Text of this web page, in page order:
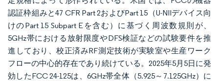
認証枠組みと47 CFR Part 2およびPart 15（U-NIIデバイス向
けのPart 15 Subpart Eを含む）に基づく周波数規則が、
5GHz帯における放射限度やDFS検証などの試験要件を推
進しており、校正済みRF測定技術が実験室や生産ワーク
フローの中心的存在であり続けている。2025年5月5日に発
効したFCC 24-125は、6GHz帯全体（5.925～7.125GHz）に